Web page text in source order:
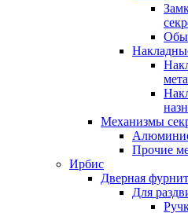
Механизмы
Прочие
Ирбис
Дверная
Для